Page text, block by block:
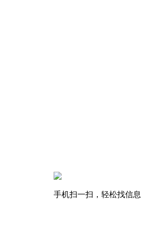
手机扫一扫，轻松找信息